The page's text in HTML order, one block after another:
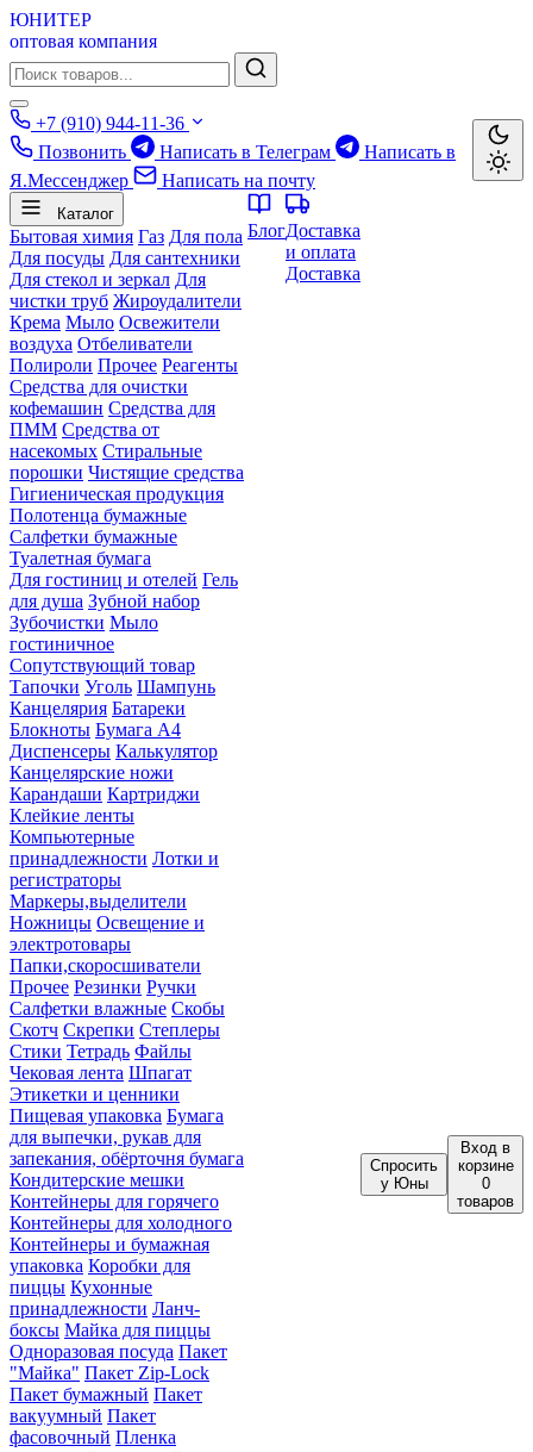
ЮНИТЕР
оптовая компания
+7 (910) 944-11-36
Позвонить
Написать в Телеграм
Написать в
Я.Мессенджер
Написать на почту
Каталог
Бытовая химия Газ Для пола
Для посуды Для сантехники
Для стекол и зеркал Для
чистки труб Жироудалители
Крема Мыло Освежители
воздуха Отбеливатели
Полироли Прочее Реагенты
Средства для очистки
кофемашин Средства для
ПММ Средства от
насекомых Стиральные
порошки Чистящие средства
Гигиеническая продукция
Полотенца бумажные
Салфетки бумажные
Туалетная бумага
Для гостиниц и отелей Гель
для душа Зубной набор
Зубочистки Мыло
гостиничное
Сопутствующий товар
Тапочки Уголь Шампунь
Канцелярия Батареки
Блокноты Бумага А4
Диспенсеры Калькулятор
Канцелярские ножи
Карандаши Картриджи
Клейкие ленты
Компьютерные
принадлежности Лотки и
регистраторы
Маркеры,выделители
Ножницы Освещение и
электротовары
Папки,скоросшиватели
Прочее Резинки Ручки
Салфетки влажные Скобы
Скотч Скрепки Степлеры
Стики Тетрадь Файлы
Чековая лента Шпагат
Этикетки и ценники
Пищевая упаковка Бумага
для выпечки, рукав для
запекания, обёрточня бумага
Кондитерские мешки
Контейнеры для горячего
Контейнеры для холодного
Контейнеры и бумажная
упаковка Коробки для
пиццы Кухонные
принадлежности Ланч-
боксы Майка для пиццы
Одноразовая посуда Пакет
"Майка" Пакет Zip-Lock
Пакет бумажный Пакет
вакуумный Пакет
фасовочный Пленка
БлогДоставка
и оплата
Доставка
Спросить
у Юны
Вход в
корзине
0
товаров